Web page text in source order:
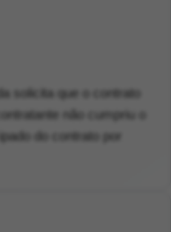
solicita que o contrato
não cumpriu o
do contrato por